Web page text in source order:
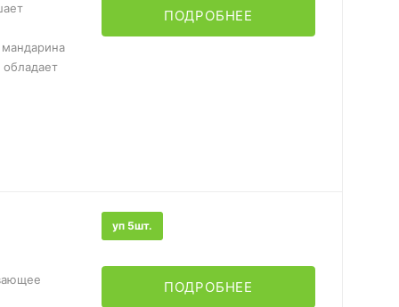
ПОДРОБНЕЕ
уп 5шт.
ПОДРОБНЕЕ